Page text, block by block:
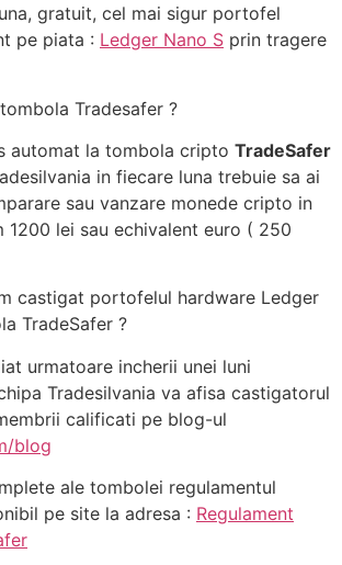
gratuit, cel mai sigur portofel
pe piata : Ledger Nano S prin tragere
Tradesafer ?
automat la tombola cripto TradeSafer
in fiecare luna trebuie sa ai
sau vanzare monede cripto in
1200 lei sau echivalent euro ( 250
castigat portofelul hardware Ledger
TradeSafer ?
urmatoare incherii unei luni
Tradesilvania va afisa castigatorul
calificati pe blog-ul
blog
ale tombolei regulamentul
pe site la adresa : Regulament